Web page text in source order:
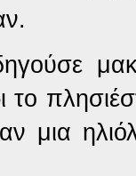
το
μια